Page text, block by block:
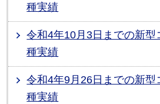
種実績
令和4年10月3日までの新型
種実績
令和4年9月26日までの新型
種実績